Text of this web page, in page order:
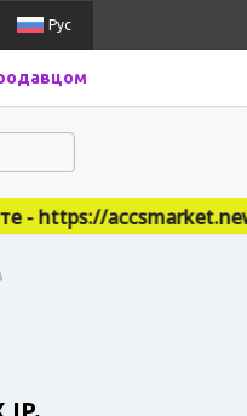
Рус
accsmarket.news